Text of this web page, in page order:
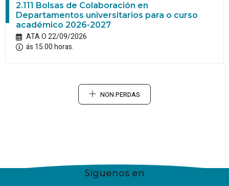
2.111 Bolsas de Colaboración en
Departamentos universitarios para o curso
académico 2026-2027
ATA O 22/09/2026
ás 15.00 horas.
NON PERDAS
Síguenos en